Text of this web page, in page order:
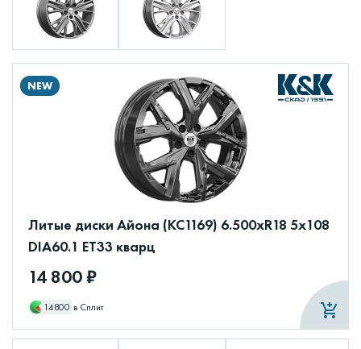
NEW
Литые диски Айона (КС1169) 6.500xR18 5x108
DIA60.1 ET33 кварц
14 800 ₽
14800 в Сплит